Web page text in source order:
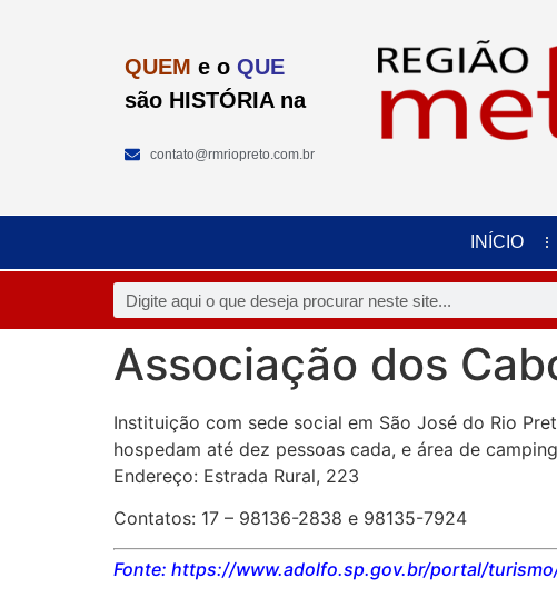
QUEM e o QUE
são HISTÓRIA na
contato@rmriopreto.com.br
INÍCIO
Associação dos
Instituição com sede social em São José do Rio
hospedam até dez pessoas cada, e área de
Endereço: Estrada Rural, 223
Contatos: 17 – 98136-2838 e 98135-7924
Fonte: https://www.adolfo.sp.gov.br/portal/